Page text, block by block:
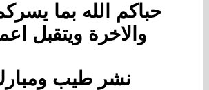
حباكم الله بما
والاخرة ويتقبل
نشر طيب